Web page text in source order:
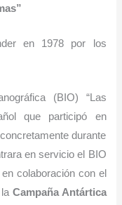
en 1978 por los
(BIO) “Las
que participó en
durante
en servicio el BIO
colaboración con el
Campaña Antártica